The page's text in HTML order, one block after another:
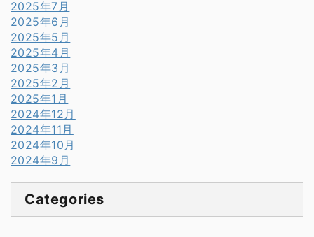
2025年7月
2025年6月
2025年5月
2025年4月
2025年3月
2025年2月
2025年1月
2024年12月
2024年11月
2024年10月
2024年9月
Categories